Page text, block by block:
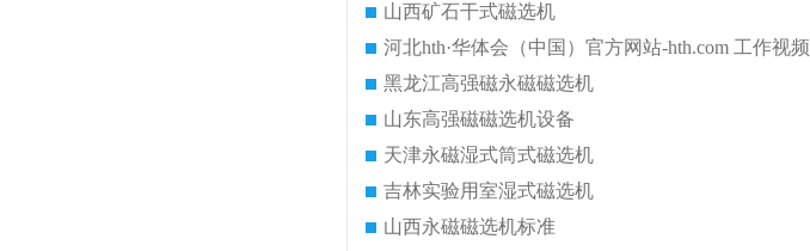
山西矿石干式磁选机
河北hth·华体会（中国）官方网站-hth.com 工作视频
黑龙江高强磁永磁磁选机
山东高强磁磁选机设备
天津永磁湿式筒式磁选机
吉林实验用室湿式磁选机
山西永磁磁选机标准